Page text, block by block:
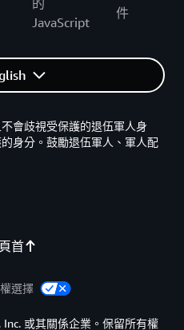
的
JavaScript
件
首
會歧視受保護的退伍軍人身
身分。鼓勵退伍軍人、軍人配
選擇
或其關係企業。保留所有權